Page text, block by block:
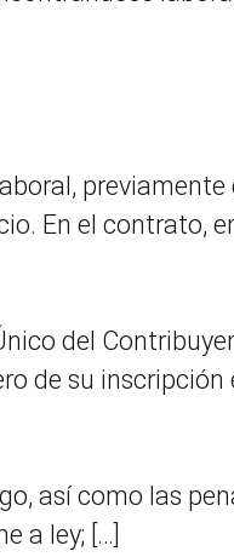
previamente
En el contrato,
del
de su inscripción
así como las
a ley; […]